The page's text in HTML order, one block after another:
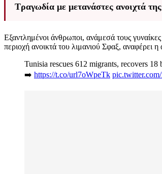
Τραγωδία με μετανάστες ανοιχτά
Εξαντλημένοι άνθρωποι, ανάμεσά τους
περιοχή ανοικτά του λιμανιού Σφαξ, αναφέρει
Tunisia rescues 612 migrants, recovers
➡️ https://t.co/url7oWpeTk